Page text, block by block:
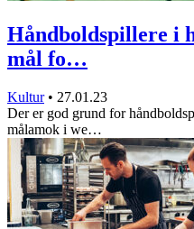
Håndboldspillere i
mål fo…
Kultur • 27.01.23
Der er god grund for
målamok i we…